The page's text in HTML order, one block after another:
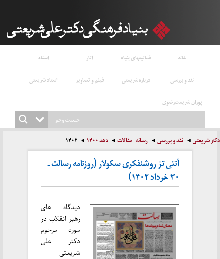
خانه فعالیتهای بنیاد آثار
اسناد
نقد و بررسی
درباره شریعتی فیلم و تصاویر
استاد شریعتی
پوران شریعت‌رضوی
دکتر شریعتی نقد و بررسی رسانه - مقالات دهه ۱۴۰۰ ۱۴۰۲
آنتی تز روشنفکری سکولار (روزنامه رسالت ـ
۳۰ خرداد ۱۴۰۲)
دیدگاه های
رهبر انقلاب در
مورد مرحوم
دکتر علی
شریعتی